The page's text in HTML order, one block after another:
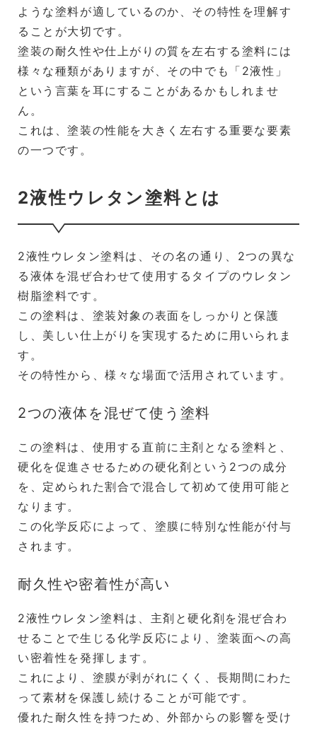
ような塗料が適しているのか、その特性を理解す
ることが大切です。
塗装の耐久性や仕上がりの質を左右する塗料には
様々な種類がありますが、その中でも「2液性」
という言葉を耳にすることがあるかもしれませ
ん。
これは、塗装の性能を大きく左右する重要な要素
の一つです。
2液性ウレタン塗料とは
2液性ウレタン塗料は、その名の通り、2つの異な
る液体を混ぜ合わせて使用するタイプのウレタン
樹脂塗料です。
この塗料は、塗装対象の表面をしっかりと保護
し、美しい仕上がりを実現するために用いられま
す。
その特性から、様々な場面で活用されています。
2つの液体を混ぜて使う塗料
この塗料は、使用する直前に主剤となる塗料と、
硬化を促進させるための硬化剤という2つの成分
を、定められた割合で混合して初めて使用可能と
なります。
この化学反応によって、塗膜に特別な性能が付与
されます。
耐久性や密着性が高い
2液性ウレタン塗料は、主剤と硬化剤を混ぜ合わ
せることで生じる化学反応により、塗装面への高
い密着性を発揮します。
これにより、塗膜が剥がれにくく、長期間にわた
って素材を保護し続けることが可能です。
優れた耐久性を持つため、外部からの影響を受け